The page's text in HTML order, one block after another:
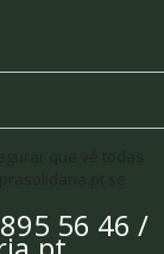
56 46 /